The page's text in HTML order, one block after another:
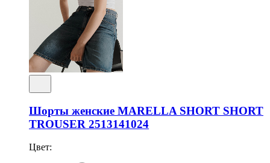
Шорты женские MARELLA SHORT SHORT
TROUSER 2513141024
Цвет: